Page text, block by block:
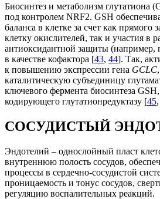
Биосинтез и метаболизм глутатиона
под контролем NRF2. GSH
баланса в клетке за счет как
клетку окислителей, так и участия в
антиоксидантной защиты (например,
в качестве кофактора [43, 44]. Так,
к повышению экспрессии гена GCLC
каталитическую субъединицу
ключевого фермента биосинтеза
кодирующего глутатионредуктазу [45,
СОСУДИСТЫЙ
Эндотелий – однослойный пласт
внутреннюю полость сосудов,
процессы в сердечно-сосудистой
проницаемость и тонус сосудов,
регуляцию воспалительных реакций.